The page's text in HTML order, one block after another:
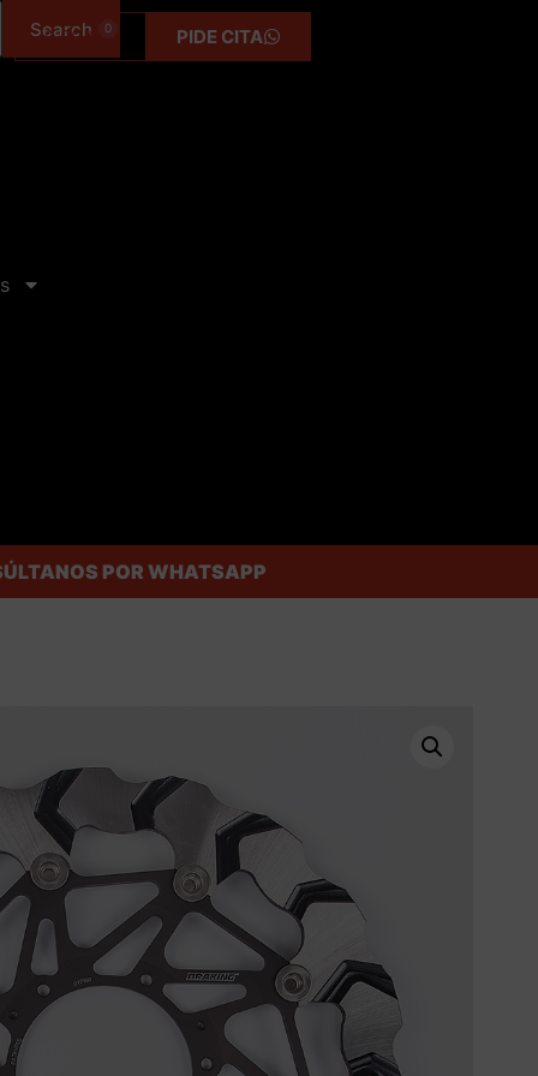
0,00€ 0 PIDE CITA
POR WHATSAPP